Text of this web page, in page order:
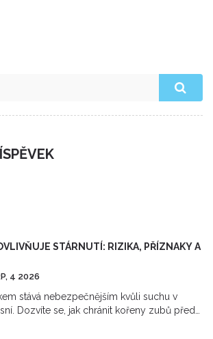
STÁRNUTÍ: RIZIKA, PŘÍZNAKY A
4 2026
stává nebezpečnějším kvůli suchu v
Dozvíte se, jak chránit kořeny zubů před